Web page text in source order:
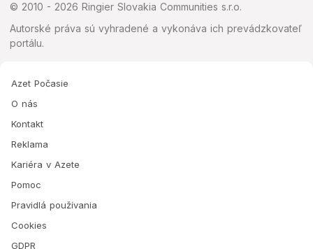
© 2010 - 2026 Ringier Slovakia Communities s.r.o.
Autorské práva sú vyhradené a vykonáva ich prevádzkovateľ
portálu.
Azet Počasie
O nás
Kontakt
Reklama
Kariéra v Azete
Pomoc
Pravidlá používania
Cookies
GDPR